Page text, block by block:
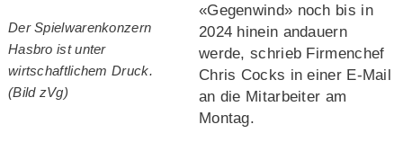
Der Spielwarenkonzern
Hasbro ist unter
wirtschaftlichem Druck.
(Bild zVg)
«Gegenwind» noch bis in
2024 hinein andauern
werde, schrieb Firmenchef
Chris Cocks in einer E-Mail
an die Mitarbeiter am
Montag.